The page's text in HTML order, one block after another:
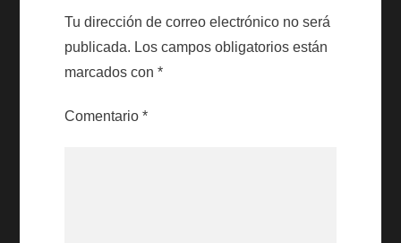
Tu dirección de correo electrónico no será
publicada. Los campos obligatorios están
marcados con*
Comentario*